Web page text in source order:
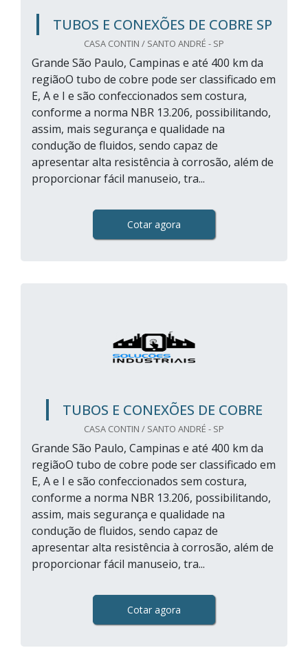
TUBOS E CONEXÕES DE COBRE SP
CASA CONTIN / SANTO ANDRÉ - SP
Grande São Paulo, Campinas e até 400 km da
regiãoO tubo de cobre pode ser classificado em
E, A e I e são confeccionados sem costura,
conforme a norma NBR 13.206, possibilitando,
assim, mais segurança e qualidade na
condução de fluidos, sendo capaz de
apresentar alta resistência à corrosão, além de
proporcionar fácil manuseio, tra...
Cotar agora
TUBOS E CONEXÕES DE COBRE
CASA CONTIN / SANTO ANDRÉ - SP
Grande São Paulo, Campinas e até 400 km da
regiãoO tubo de cobre pode ser classificado em
E, A e I e são confeccionados sem costura,
conforme a norma NBR 13.206, possibilitando,
assim, mais segurança e qualidade na
condução de fluidos, sendo capaz de
apresentar alta resistência à corrosão, além de
proporcionar fácil manuseio, tra...
Cotar agora